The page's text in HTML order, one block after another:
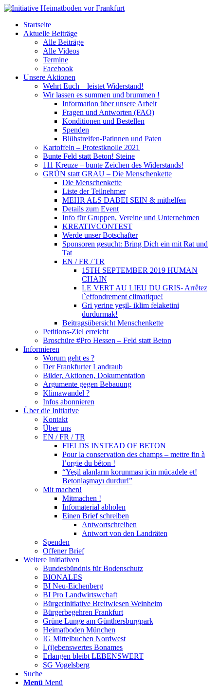
Startseite
Aktuelle Beiträge
Alle Beiträge
Alle Videos
Termine
Facebook
Unsere Aktionen
Wehrt Euch – leistet Widerstand!
Wir lassen es summen und brummen !
Information über unsere Arbeit
Fragen und Antworten (FAQ)
Konditionen und Bestellen
Spenden
Blühstreifen-Patinnen und Paten
Kartoffeln – Protestknolle 2021
Bunte Feld statt Beton! Steine
111 Kreuze – bunte Zeichen des Widerstands!
GRÜN statt GRAU – Die Menschenkette
Die Menschenkette
Liste der Teilnehmer
MEHR ALS DABEI SEIN & mithelfen
Details zum Event
Info für Gruppen, Vereine und Unternehmen
KREATIVCONTEST
Werde unser Botschafter
Sponsoren gesucht: Bring Dich ein mit Rat und
Tat
EN / FR / TR
15TH SEPTEMBER 2019 HUMAN
CHAIN
LE VERT AU LIEU DU GRIS- Arrêtez
l`effondrement climatique!
Gri yerine yeşil- iklim felaketini
durdurmak!
Beitragsübersicht Menschenkette
Petitions-Ziel erreicht
Broschüre #Pro Hessen – Feld statt Beton
Informieren
Worum geht es ?
Der Frankfurter Landraub
Bilder, Aktionen, Dokumentation
Argumente gegen Bebauung
Klimawandel ?
Infos abonnieren
Über die Initiative
Kontakt
Über uns
EN / FR / TR
FIELDS INSTEAD OF BETON
Pour la conservation des champs – mettre fin à
l’orgie du béton !
“Yeşil alanların korunması için mücadele et!
Betonlaşmayı durdur!”
Mit machen!
Mitmachen !
Infomaterial abholen
Einen Brief schreiben
Antwortschreiben
Antwort von den Landräten
Spenden
Offener Brief
Weitere Initiativen
Bundesbündnis für Bodenschutz
BIONALES
BI Neu-Eichenberg
BI Pro Landwirtswchaft
Bürgerinitiative Breitwiesen Weinheim
Bürgerbegehren Frankfurt
Grüne Lunge am Günthersburgpark
Heimatboden München
IG Mittelbuchen Nordwest
L(i)ebenswertes Bonames
Erlangen bleibt LEBENSWERT
SG Vogelsberg
Suche
Menü Menü